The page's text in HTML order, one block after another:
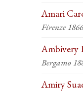
Amari
Firenze
Ambivery
Bergamo
Amiry